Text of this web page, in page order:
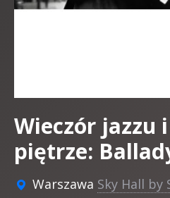
Wieczór jazzu
piętrze:
Warszawa Sky Hall by